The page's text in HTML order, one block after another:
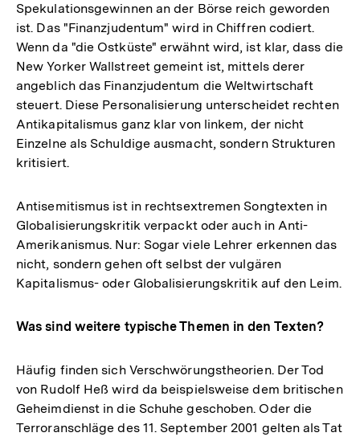
Spekulationsgewinnen an der Börse reich geworden
ist. Das "Finanzjudentum" wird in Chiffren codiert.
Wenn da "die Ostküste" erwähnt wird, ist klar, dass die
New Yorker Wallstreet gemeint ist, mittels derer
angeblich das Finanzjudentum die Weltwirtschaft
steuert. Diese Personalisierung unterscheidet rechten
Antikapitalismus ganz klar von linkem, der nicht
Einzelne als Schuldige ausmacht, sondern Strukturen
kritisiert.
Antisemitismus ist in rechtsextremen Songtexten in
Globalisierungskritik verpackt oder auch in Anti-
Amerikanismus. Nur: Sogar viele Lehrer erkennen das
nicht, sondern gehen oft selbst der vulgären
Kapitalismus- oder Globalisierungskritik auf den Leim.
Was sind weitere typische Themen in den Texten?
Häufig finden sich Verschwörungstheorien. Der Tod
von Rudolf Heß wird da beispielsweise dem britischen
Geheimdienst in die Schuhe geschoben. Oder die
Terroranschläge des 11. September 2001 gelten als Tat